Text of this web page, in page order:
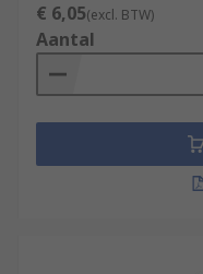
€ 6,05(excl. BTW)
Aantal